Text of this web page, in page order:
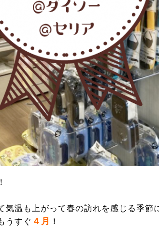
気温も上がって春の訪れを感じる季節
うすぐ ４月 ！